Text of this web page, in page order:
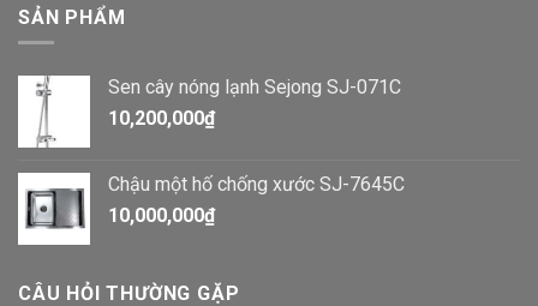
SẢN PHẨM
Sen cây nóng lạnh Sejong SJ-071C
10,200,000₫
Chậu một hố chống xước SJ-7645C
10,000,000₫
CÂU HỎI THƯỜNG GẶP